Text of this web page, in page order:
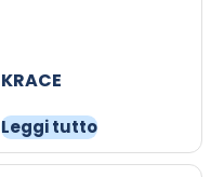
KRACE
Leggi tutto